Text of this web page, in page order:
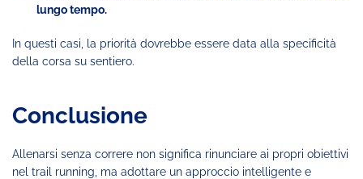
lungo tempo.
In questi casi, la priorità dovrebbe essere data alla specificità
della corsa su sentiero.
Conclusione
Allenarsi senza correre non significa rinunciare ai propri obiettivi
nel trail running, ma adottare un approccio intelligente e